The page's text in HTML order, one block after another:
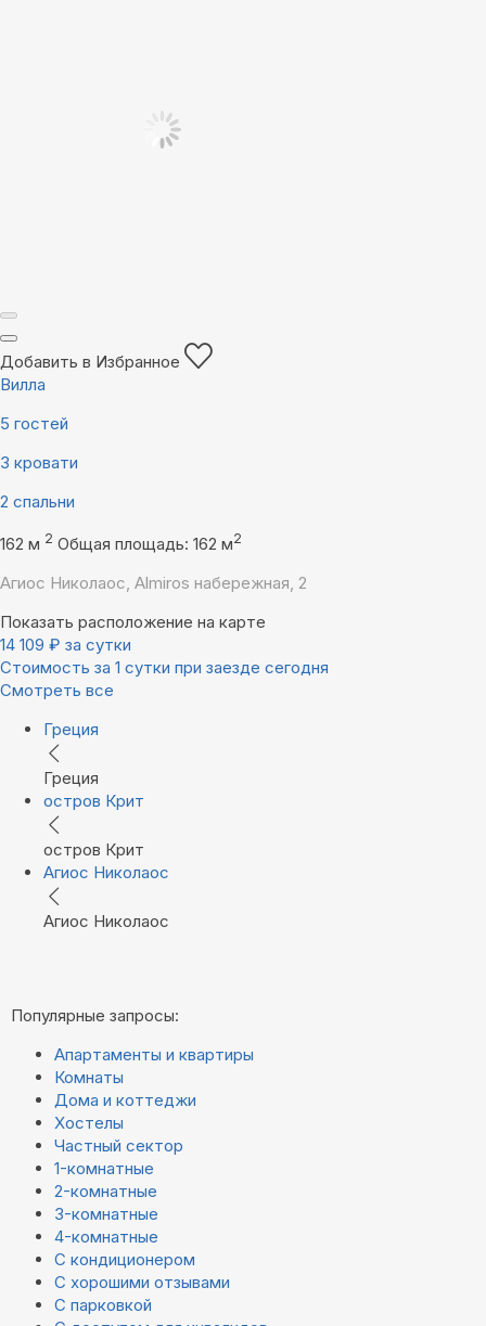
Добавить в Избранное
Вилла
5 гостей
3 кровати
2 спальни
162 м 2 Общая площадь: 162 м2
Агиос Николаос, Almiros набережная, 2
Показать расположение на карте
14 109 ₽ за сутки
Стоимость за 1 сутки при заезде сегодня
Смотреть все
Греция
Греция
остров Крит
остров Крит
Агиос Николаос
Агиос Николаос
Популярные запросы:
Апартаменты и квартиры
Комнаты
Дома и коттеджи
Хостелы
Частный сектор
1-комнатные
2-комнатные
3-комнатные
4-комнатные
С кондиционером
С хорошими отзывами
С парковкой